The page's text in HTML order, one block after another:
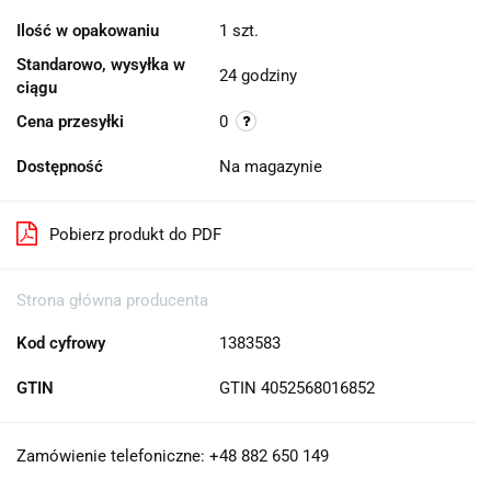
Ilość w opakowaniu
1 szt.
Standarowo, wysyłka w
ciągu
24 godziny
Cena przesyłki 0
Dostępność Na magazynie
Pobierz produkt do PDF
Strona główna producenta
Kod cyfrowy 1383583
GTIN GTIN 4052568016852
Zamówienie telefoniczne: +48 882 650 149